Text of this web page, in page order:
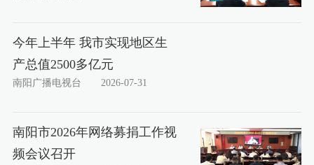
今年上半年 我市实现地区生
产总值2500多亿元
南阳广播电视台 2026-07-31
南阳市2026年网络募捐工作视
频会议召开